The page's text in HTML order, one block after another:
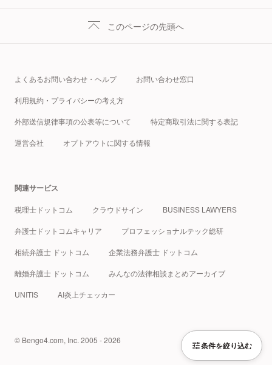
条件を絞り込む
このページの先頭へ
よくあるお問い合わせ・ヘルプ お問い合わせ窓口
利用規約・プライバシーの考え方
外部送信規律事項の公表等について 特定商取引法に関する表記
運営会社 オプトアウトに関する情報
関連サービス
税理士ドットコム クラウドサイン BUSINESS LAWYERS
弁護士ドットコムキャリア プロフェッショナルテック総研
相続弁護士 ドットコム 企業法務弁護士 ドットコム
離婚弁護士 ドットコム みんなの法律相談まとめアーカイブ
UNITIS AI炎上チェッカー
© Bengo4.com, Inc. 2005 - 2026